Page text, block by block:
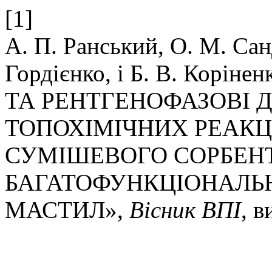
[1]
А. П. Ранський, О. М.
Гордієнко, і Б. В.
ТА РЕНТГЕНОФАЗОВІ
ТОПОХІМІЧНИХ
СУМІШЕВОГО
МАСТИЛ», Вісник ВПІ,